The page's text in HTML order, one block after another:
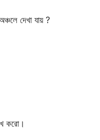
দেখা যায় ?
করো।